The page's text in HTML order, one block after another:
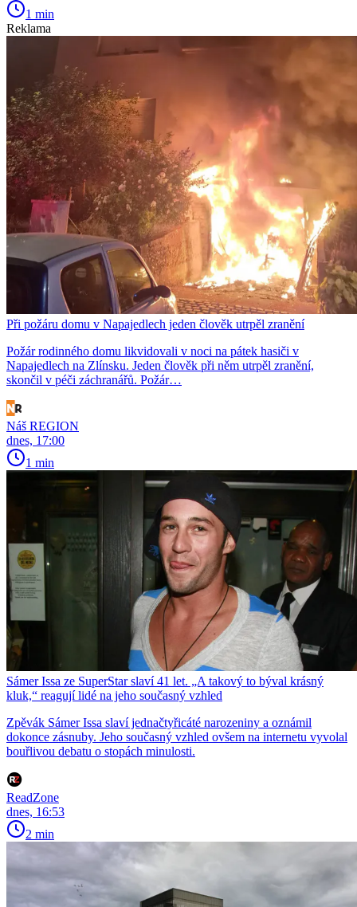
1 min
Reklama
Při požáru domu v Napajedlech jeden člověk utrpěl zranění
Požár rodinného domu likvidovali v noci na pátek hasiči v
Napajedlech na Zlínsku. Jeden člověk při něm utrpěl zranění,
skončil v péči záchranářů. Požár…
Náš REGION
dnes, 17:00
1 min
Sámer Issa ze SuperStar slaví 41 let. „A takový to býval krásný
kluk,“ reagují lidé na jeho současný vzhled
Zpěvák Sámer Issa slaví jednačtyřicáté narozeniny a oznámil
dokonce zásnuby. Jeho současný vzhled ovšem na internetu vyvolal
bouřlivou debatu o stopách minulosti.
ReadZone
dnes, 16:53
2 min